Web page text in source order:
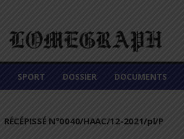
SPORT DOSSIER DOCUMENTS
RÉCÉPISSÉ N°0040/HAAC/12-2021/pl/P